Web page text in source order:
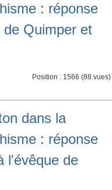
: réponse
Quimper et
Position : 1566 (88 vues)
dans la
: réponse
l'évêque de